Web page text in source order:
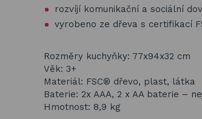
rozvíjí komunikační a sociální
vyrobeno ze dřeva s certifikací
Rozměry kuchyňky: 77x94x32 cm
Věk: 3+
Materiál: FSC® dřevo, plast, látka
Baterie: 2x AAA, 2 x AA baterie –
Hmotnost: 8,9 kg